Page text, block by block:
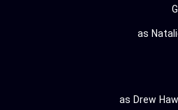
as
as Drew